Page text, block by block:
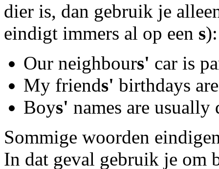
dier is, dan gebruik je
eindigt immers al op een s):
Our neighbours' car is
My friends' birthdays
Boys' names are
Sommige woorden
In dat geval gebruik je om